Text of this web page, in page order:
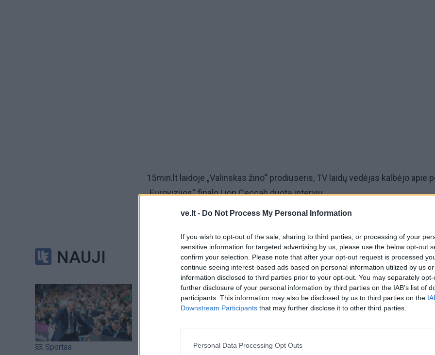
ve.lt - Do Not Process My Personal Information
If you wish to opt-out of the sale, sharing to third parties, or processing of your
sensitive information for targeted advertising by us, please use the below opt-out
confirm your selection. Please note that after your opt-out request is processed
continue seeing interest-based ads based on personal information utilized by us
information disclosed to third parties prior to your opt-out. You may separately
further disclosure of your personal information by third parties on the IAB’s list of
participants. This information may also be disclosed by us to third parties on the
Downstream Participants that may further disclose it to other third parties.
Personal Data Processing Opt Outs
NAUJI
Sportas
15min.lt laidoje „Valinskas žino“ prodiuseris, TV laidų vedėjas kalbėjo apie
„Eurovizijos“ finalo Lion Ceccah duotą interviu.
„Kilo didelis triukšmas dėl to, ką kalbėjo akivaizdžiai „pripiešęs“. Labai
to nematė lydintys asmenys – kalbu apie Audrių Giržadą ir interviu ėmusį
Ramūną Zilnį. Nes tikrai matėsi...
Būtų jis patylėjęs, būtų likęs atlikėju, bet dabar tapo „myžnium“, kuris
rezultatus ir šnekėjo blėnius“, – minėtoje laidoje kalbėjo jis.